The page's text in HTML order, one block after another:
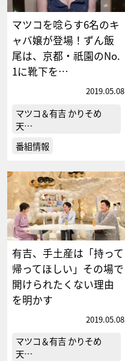
マツコを唸らす6名のキ
ャバ嬢が登場！ずん飯
尾は、京都・祇園のNo.
1に靴下を…
2019.05.08
マツコ＆有吉 かりそめ
天…
番組情報
有吉、手土産は「持って
帰ってほしい」その場で
開けられたくない理由
を明かす
2019.05.08
マツコ＆有吉 かりそめ
天…